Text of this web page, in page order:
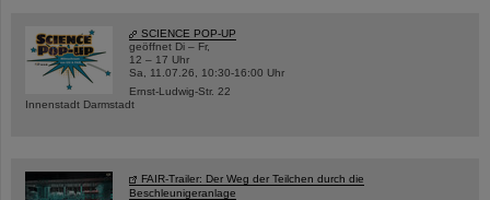
SCIENCE POP-UP
geöffnet Di – Fr,
12 – 17 Uhr
Sa, 11.07.26, 10:30-16:00 Uhr
Ernst-Ludwig-Str. 22
Innenstadt Darmstadt
FAIR-Trailer: Der Weg der Teilchen durch die
Beschleunigeranlage